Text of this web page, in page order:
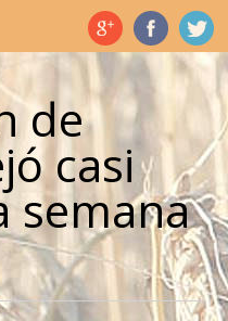
de
casi
semana